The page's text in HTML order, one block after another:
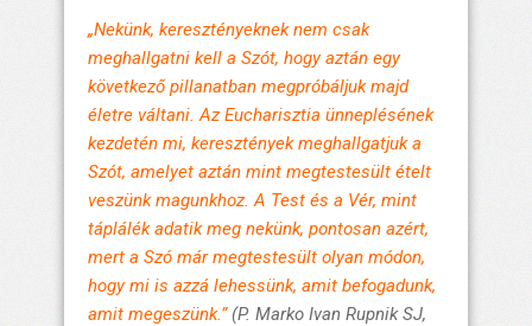
„Nekünk, keresztényeknek nem csak
meghallgatni kell a Szót, hogy aztán egy
következő pillanatban megpróbáljuk majd
életre váltani. Az Eucharisztia ünneplésének
kezdetén mi, keresztények meghallgatjuk a
Szót, amelyet aztán mint megtestesült ételt
veszünk magunkhoz. A Test és a Vér, mint
táplálék adatik meg nekünk, pontosan azért,
mert a Szó már megtestesült olyan módon,
hogy mi is azzá lehessünk, amit befogadunk,
amit megeszünk.” (P. Marko Ivan Rupnik SJ,